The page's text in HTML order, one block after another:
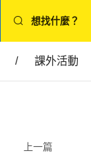
想找什麼？
/ 課外活動
上一篇